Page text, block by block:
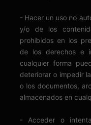
- Hacer un uso no
y/o de los
prohibidos en los
de los derechos e
cualquier forma
deteriorar o impedir
o los documentos,
almacenados en
- Acceder o